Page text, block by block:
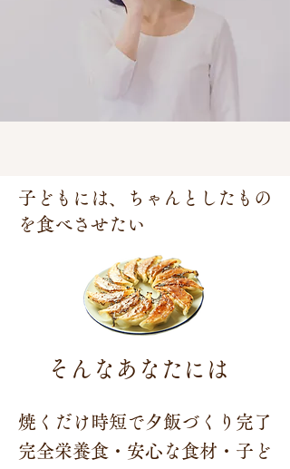
子どもには、ちゃんとしたもの
を食べさせたい
そんなあなたには
焼くだけ時短で夕飯づくり完了
完全栄養食・安心な食材・子ど